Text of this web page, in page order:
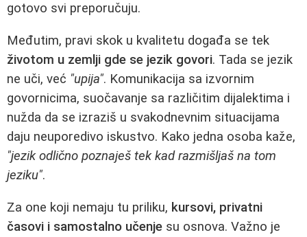
gotovo svi preporučuju.
Međutim, pravi skok u kvalitetu događa se tek
životom u zemlji gde se jezik govori. Tada se jezik
ne uči, već "upija". Komunikacija sa izvornim
govornicima, suočavanje sa različitim dijalektima i
nužda da se izraziš u svakodnevnim situacijama
daju neuporedivo iskustvo. Kako jedna osoba kaže,
"jezik odlično poznaješ tek kad razmišljaš na tom
jeziku".
Za one koji nemaju tu priliku, kursovi, privatni
časovi i samostalno učenje su osnova. Važno je